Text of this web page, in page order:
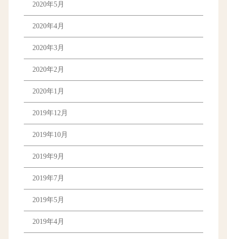
2020年5月
2020年4月
2020年3月
2020年2月
2020年1月
2019年12月
2019年10月
2019年9月
2019年7月
2019年5月
2019年4月